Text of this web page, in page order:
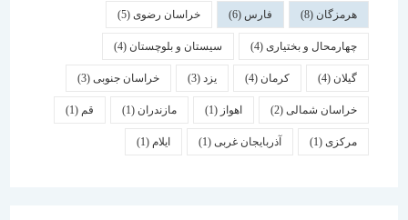
هرمزگان(8) فارس خراسان رضوی(5)
چهارمحال و بختیاری (4) سیستان و بلوچستان(4)
کرمان یزد خراسان جنوبی(3)
خراسان شمالی(2) اهواز مازندران(1) قم
(1) آذربایجان غربی(1) ایلام